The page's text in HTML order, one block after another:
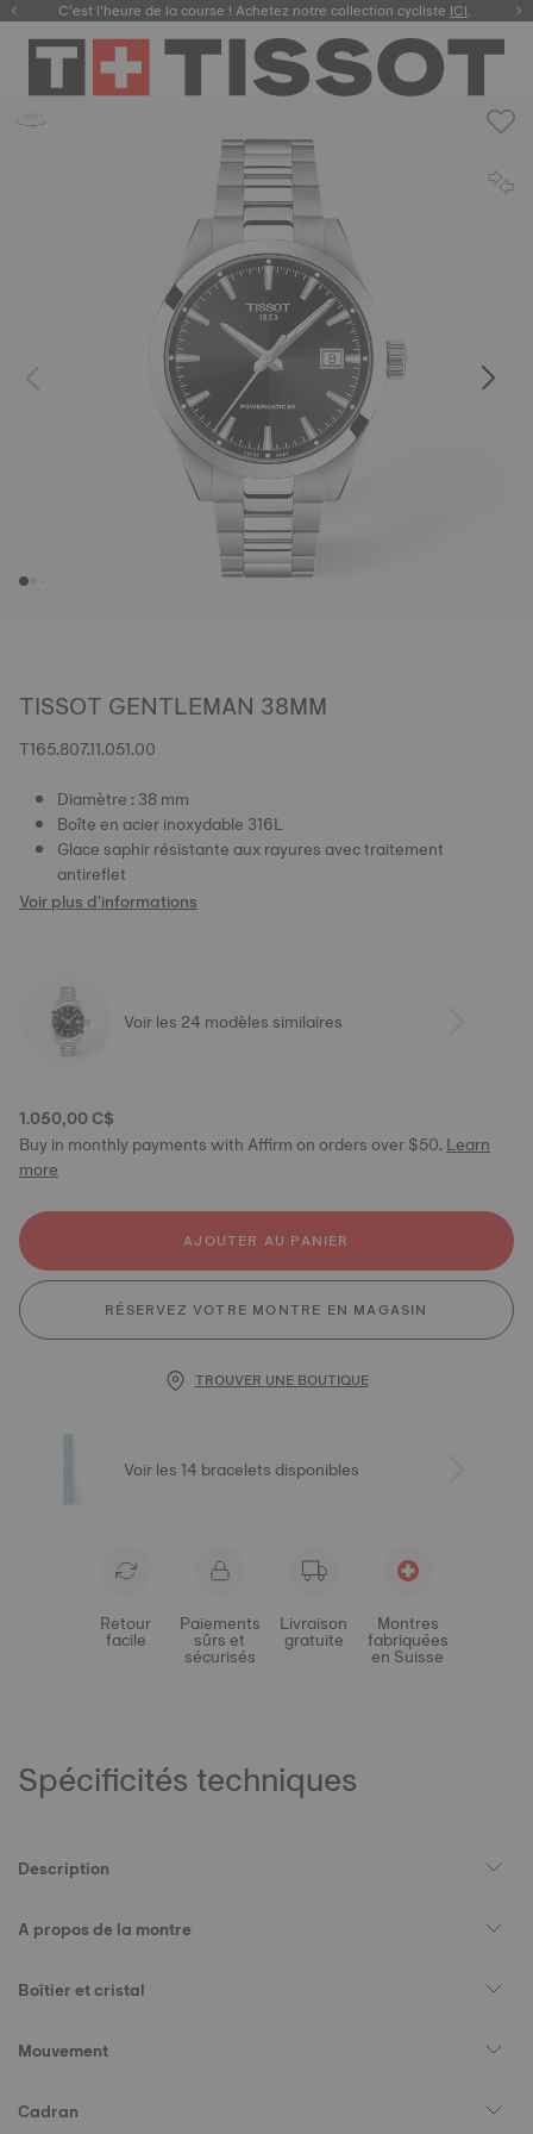
C’est l’heure de la course ! Achetez notre collection cycliste ICI.
TISSOT GENTLEMAN 38MM
T165.807.11.051.00
Diamètre : 38 mm
Boîte en acier inoxydable 316L
Glace saphir résistante aux rayures avec traitement
antireflet
Voir plus d'informations
Voir les 24 modèles similaires
1.050,00 C$
Buy in monthly payments with Affirm on orders over $50.Learn
more
AJOUTER AU PANIER
RÉSERVEZ VOTRE MONTRE EN MAGASIN
TROUVER UNE BOUTIQUE
Voir les 14 bracelets disponibles
Retour
facile
Paiements
sûrs et
sécurisés
Livraison
gratuite
Montres
fabriquées
en Suisse
Spécificités techniques
Description
A propos de la montre
Boîtier et cristal
Mouvement
Cadran